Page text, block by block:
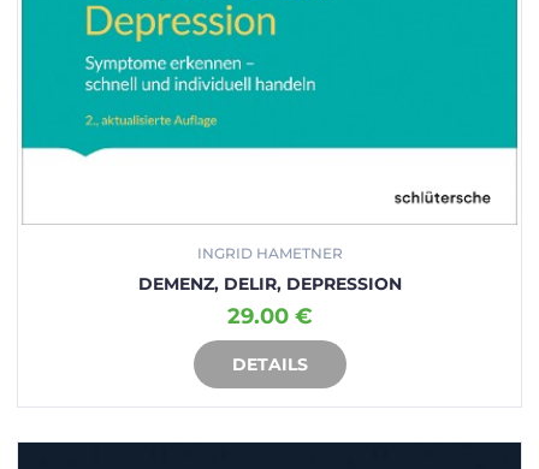
INGRID HAMETNER
DEMENZ, DELIR, DEPRESSION
29.00 €
DETAILS
IN DEN WARENKORB